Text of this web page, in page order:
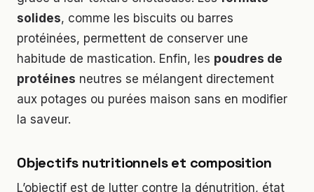
solides, comme les biscuits ou barres
protéinées, permettent de conserver une
habitude de mastication. Enfin, les poudres de
protéines neutres se mélangent directement
aux potages ou purées maison sans en modifier
la saveur.
Objectifs nutritionnels et composition
L’objectif est de lutter contre la dénutrition, état